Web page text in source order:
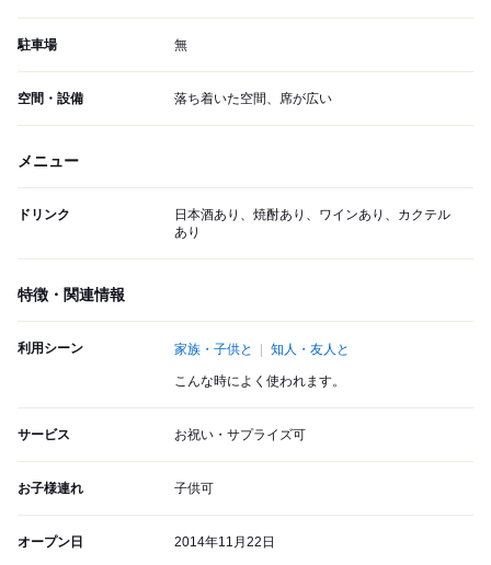
駐車場 無
空間・設備 落ち着いた空間、席が広い
メニュー
ドリンク
日本酒あり、焼酎あり、ワインあり、カクテル
あり
特徴・関連情報
利用シーン 家族・子供と 知人・友人と
こんな時によく使われます。
サービス お祝い・サプライズ可
お子様連れ 子供可
オープン日 2014年11月22日